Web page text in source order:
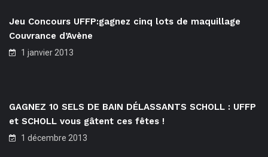
Jeu Concours UFFP:gagnez cinq lots de maquillage
Couvrance d’Avène
1 janvier 2013
GAGNEZ 10 SELS DE BAIN DÉLASSANTS SCHOLL : UFFP
et SCHOLL vous gâtent ces fêtes !
1 décembre 2013